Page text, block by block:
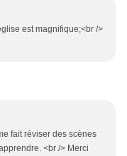
est magnifique;<br />
fait réviser des scènes
<br /> Merci